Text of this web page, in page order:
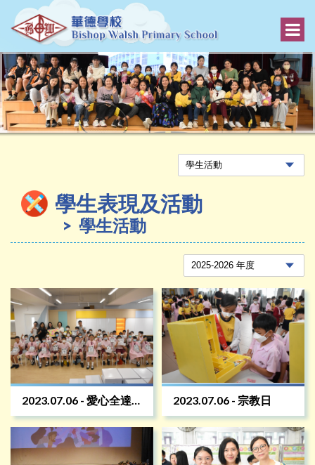
學生表現及活動
學生活動
2023.07.06 - 愛心全達
捐贈波鞋
2023.07.06 - 宗教日